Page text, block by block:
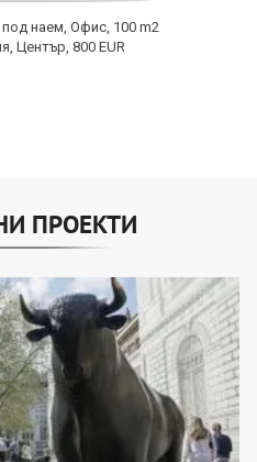
наем, Офис, 100 m2
Център, 800 EUR
ПРОЕКТИ